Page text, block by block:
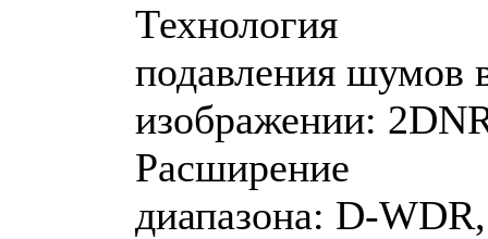
Технология
подавления шумов
изображении:
Расширение
диапазона: D-WDR,